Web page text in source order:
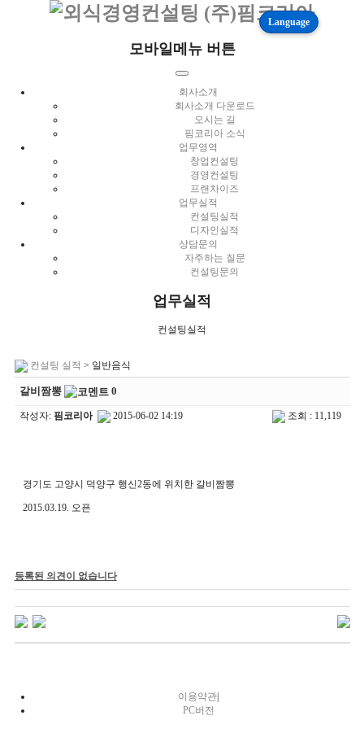
Language
모바일메뉴 버튼
회사소개
회사소개 다운로드
오시는 길
핌코리아 소식
업무영역
창업컨설팅
경영컨설팅
프랜차이즈
업무실적
컨설팅실적
디자인실적
상담문의
자주하는 질문
컨설팅문의
업무실적
컨설팅실적
컨설팅 실적 > 일반음식
갈비짬뽕 0
작성자: 핌코리아 2015-06-02 14:19 조회 : 11,119
경기도 고양시 덕양구 행신2동에 위치한 갈비짬뽕
2015.03.19. 오픈
등록된 의견이 없습니다
이용약관|
PC버전